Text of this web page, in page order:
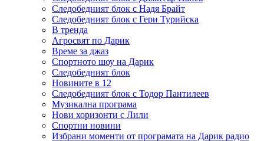
Следобедният блок с Надя Брайт
Следобедният блок с Гери Турийска
В тренда
Агросвят по Дарик
Време за джаз
Спортното шоу на Дарик
Следобедният блок
Новините в 12
Следобедният блок с Тодор Пантилеев
Музикална програма
Нови хоризонти с Лили
Спортни новини
Избрани моменти от програмата на Дарик радио